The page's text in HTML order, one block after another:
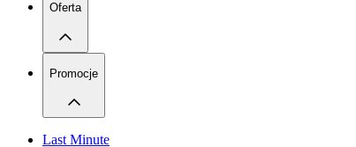
Oferta
Promocje
Last Minute